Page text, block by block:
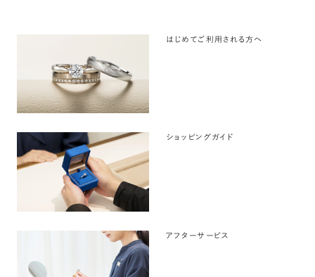
はじめてご利用される方へ
ショッピングガイド
アフターサービス